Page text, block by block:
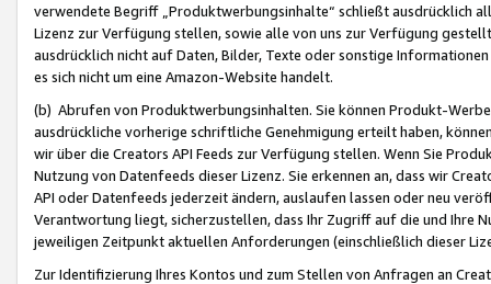
verwendete Begriff „Produktwerbungsinhalte“ schließt ausdrücklich
Lizenz zur Verfügung stellen, sowie alle von uns zur Verfügung
ausdrücklich nicht auf Daten, Bilder, Texte oder sonstige
es sich nicht um eine Amazon-Website handelt.
(b) Abrufen von Produktwerbungsinhalten. Sie können Produkt-
ausdrückliche vorherige schriftliche Genehmigung erteilt haben,
wir über die Creators API Feeds zur Verfügung stellen. Wenn Sie
Nutzung von Datenfeeds dieser Lizenz. Sie erkennen an, dass wir
API oder Datenfeeds jederzeit ändern, auslaufen lassen oder neu
Verantwortung liegt, sicherzustellen, dass Ihr Zugriff auf die und Ihre
jeweiligen Zeitpunkt aktuellen Anforderungen (einschließlich dieser
Zur Identifizierung Ihres Kontos und zum Stellen von Anfragen an